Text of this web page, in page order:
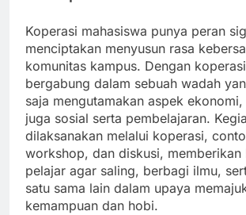
Koperasi mahasiswa punya peran
menciptakan menyusun rasa
komunitas kampus. Dengan
bergabung dalam sebuah wadah
saja mengutamakan aspek
juga sosial serta pembelajaran.
dilaksanakan melalui koperasi,
workshop, dan diskusi, memberikan
pelajar agar saling, berbagi ilmu,
satu sama lain dalam upaya
kemampuan dan hobi.